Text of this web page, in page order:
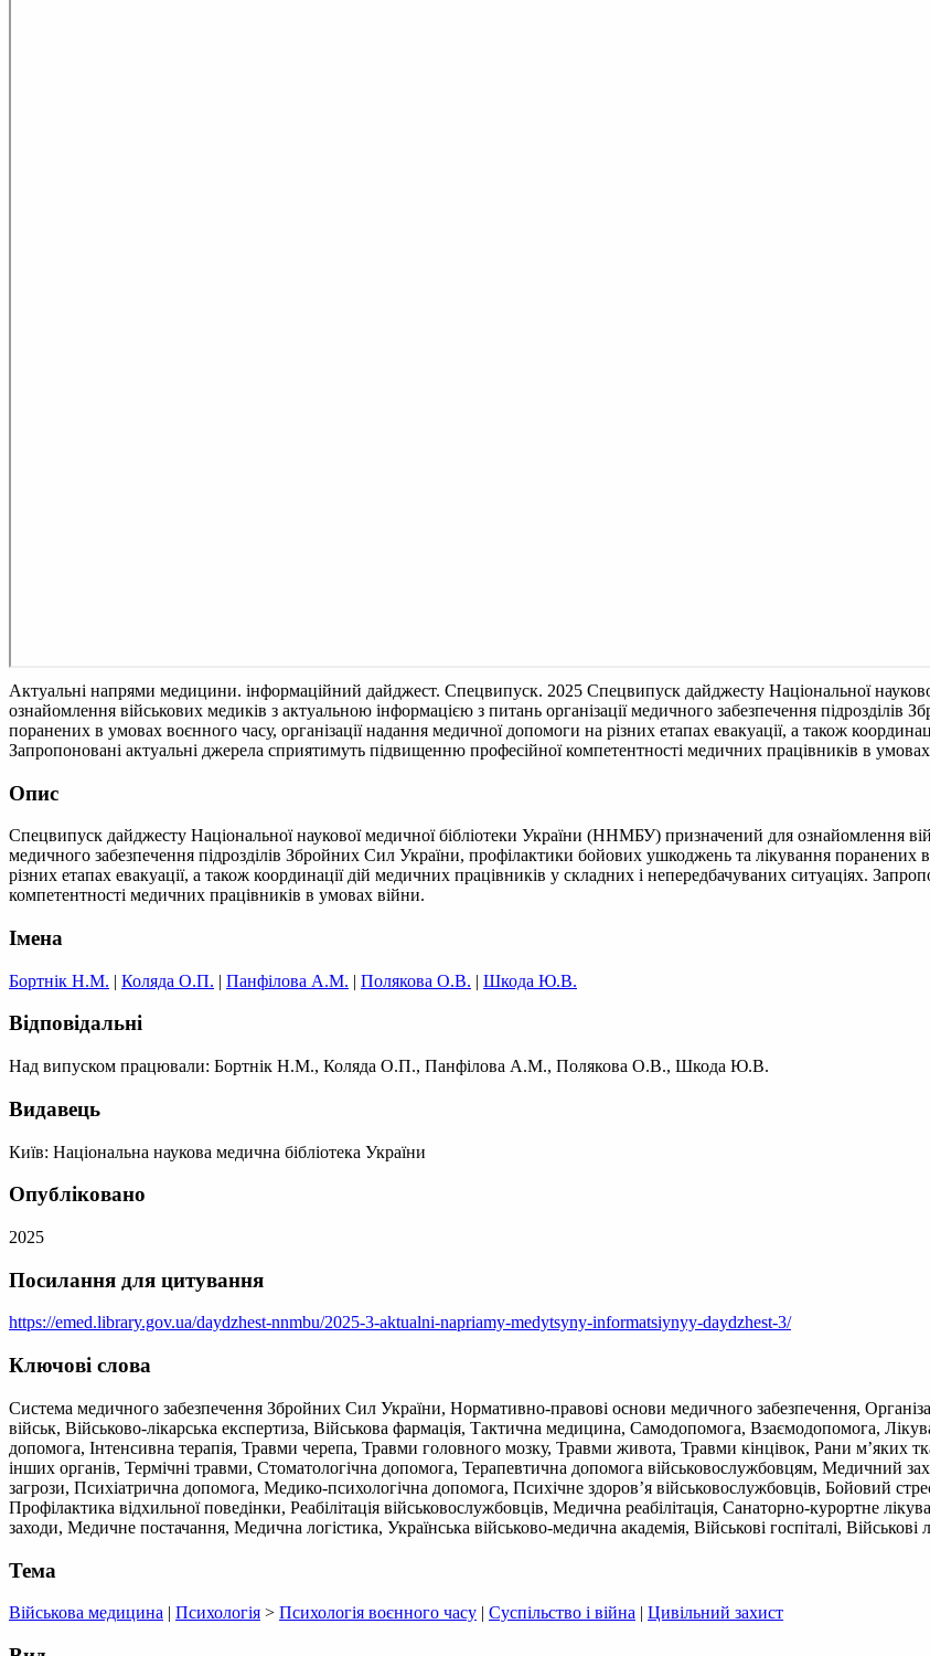
Актуальні напрями медицини. інформаційний дайджест. Спецвипуск. 2025 Спецвипуск дайджесту Національної
ознайомлення військових медиків з актуальною інформацією з питань організації медичного забезпечення
поранених в умовах воєнного часу, організації надання медичної допомоги на різних етапах евакуації, а також
Запропоновані актуальні джерела сприятимуть підвищенню професійної компетентності медичних працівників в
Опис
Спецвипуск дайджесту Національної наукової медичної бібліотеки України (ННМБУ) призначений для ознайомлення
медичного забезпечення підрозділів Збройних Cил України, профілактики бойових ушкоджень та лікування поранених
різних етапах евакуації, а також координації дій медичних працівників у складних і непередбачуваних ситуаціях.
компетентності медичних працівників в умовах війни.
Імена
Бортнік Н.М. | Коляда О.П. | Панфілова А.М. | Полякова О.В. | Шкода Ю.В.
Відповідальні
Над випуском працювали: Бортнік Н.М., Коляда О.П., Панфілова А.М., Полякова О.В., Шкода Ю.В.
Видавець
Київ: Національна наукова медична бібліотека України
Опубліковано
2025
Посилання для цитування
https://emed.library.gov.ua/daydzhest-nnmbu/2025-3-aktualni-napriamy-medytsyny-informatsiynyy-daydzhest-3/
Ключові слова
Система медичного забезпечення Збройних Сил України, Нормативно-правові основи медичного забезпечення,
військ, Військово-лікарська експертиза, Військова фармація, Тактична медицина, Самодопомога, Взаємодопомога,
допомога, Інтенсивна терапія, Травми черепа, Травми головного мозку, Травми живота, Травми кінцівок, Рани м’яких
інших органів, Термічні травми, Стоматологічна допомога, Терапевтична допомога військовослужбовцям, Медичний
загрози, Психіатрична допомога, Медико-психологічна допомога, Психічне здоров’я військовослужбовців, Бойовий
Профілактика відхильної поведінки, Реабілітація військовослужбовців, Медична реабілітація, Санаторно-курортне
заходи, Медичне постачання, Медична логістика, Українська військово-медична академія, Військові госпіталі, Військові
Тема
Військова медицина | Психологія > Психологія воєнного часу | Суспільство і війна | Цивільний захист